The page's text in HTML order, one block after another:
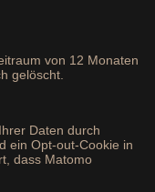
von 12 Monaten
gelöscht.
Daten durch
ein Opt-out-Cookie in
dass Matomo